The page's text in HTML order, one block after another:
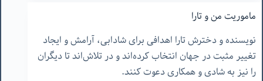
ماموریت من و تارا
نویسنده و دخترش تارا اهدافی برای شادابی، آرامش و ایجاد
تغییر مثبت در جهان انتخاب کرده‌اند و در تلاش‌اند تا دیگران
را نیز به شادی و همکاری دعوت کنند.